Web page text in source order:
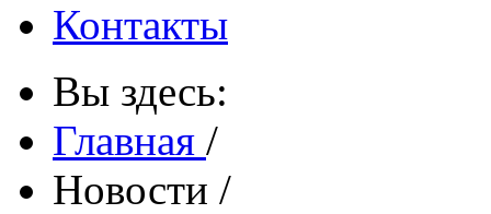
Контакты
Вы здесь:
Главная /
Новости /